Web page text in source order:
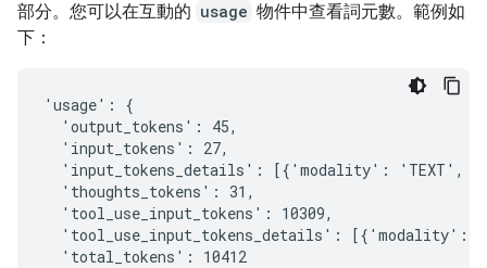
部分。您可以在互動的 usage 物件中查看詞元數。範例如
下：
'usage': {
  'output_tokens': 45,
  'input_tokens': 27,
'input_tokens_details': [{'modality': 'TEXT',
  'thoughts_tokens': 31,
  'tool_use_input_tokens': 10309,
'tool_use_input_tokens_details': [{'modality':
  'total_tokens': 10412